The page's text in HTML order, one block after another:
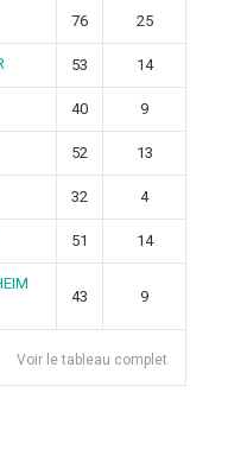
76 25
53 14
40 9
52 13
32 4
51 14
43 9
Voir le tableau complet